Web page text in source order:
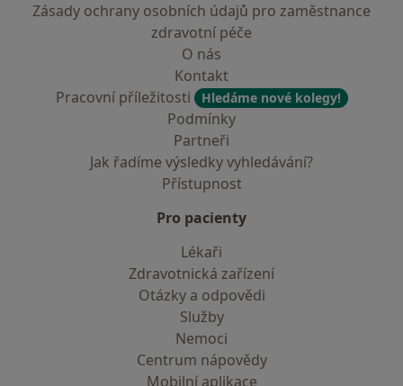
Zásady ochrany osobních údajů pro zaměstnance
zdravotní péče
O nás
Kontakt
Pracovní příležitosti
Hledáme nové kolegy!
Podmínky
Partneři
Jak řadíme výsledky vyhledávání?
Přístupnost
Pro pacienty
Lékaři
Zdravotnická zařízení
Otázky a odpovědi
Služby
Nemoci
Centrum nápovědy
Mobilní aplikace